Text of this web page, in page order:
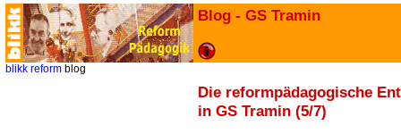
Blog - GS Tramin
blikk reform blog
Die reformpädagogische
in GS Tramin (5/7)